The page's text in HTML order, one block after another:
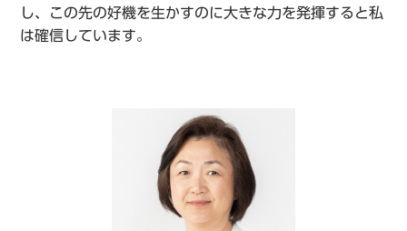
し、この先の好機を生かすのに大きな力を発揮すると私
は確信しています。